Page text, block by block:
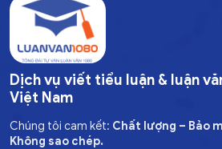
Dịch vụ viết tiểu luận & luận
Việt Nam
Chúng tôi cam kết: Chất lượng – Bảo
Không sao chép.